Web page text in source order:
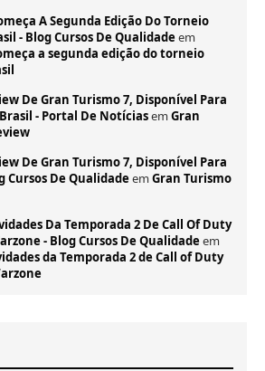
A Segunda Edição Do Torneio
- Blog Cursos De Qualidade em
a segunda edição do torneio
De Gran Turismo 7, Disponível Para
Brasil - Portal De Notíciasem Gran
De Gran Turismo 7, Disponível Para
Cursos De Qualidade em Gran Turismo
Da Temporada 2 De Call Of Duty
- Blog Cursos De Qualidade em
da Temporada 2 de Call of Duty